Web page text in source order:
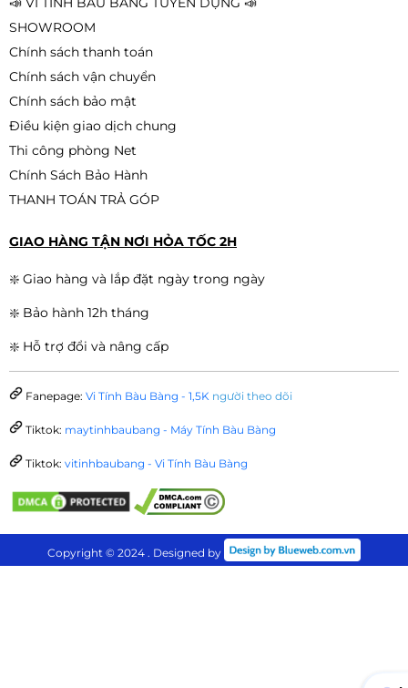
SHOWROOM
Chính sách thanh toán
Chính sách vận chuyển
Chính sách bảo mật
Điều kiện giao dịch chung
Thi công phòng Net
Chính Sách Bảo Hành
THANH TOÁN TRẢ GÓP
GIAO HÀNG TẬN NƠI HỎA TỐC 2H
❇️ Giao hàng và lắp đặt ngày trong ngày
❇️ Bảo hành 12h tháng
❇️ Hỗ trợ đổi và nâng cấp
Fanepage: Vi Tính Bàu Bàng - 1,5K người theo dõi
Tiktok: maytinhbaubang - Máy Tính Bàu Bàng
Tiktok: vitinhbaubang - Vi Tính Bàu Bàng
Copyright © 2024 . Designed by